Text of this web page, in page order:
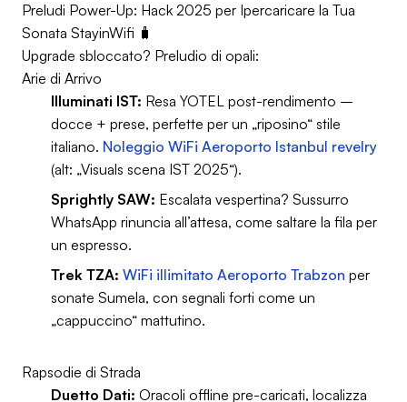
Preludi Power-Up: Hack 2025 per Ipercaricare la Tua
Sonata StayinWifi 🧳
Upgrade sbloccato? Preludio di opali:
Arie di Arrivo
Illuminati IST: Resa YOTEL post-rendimento –
docce + prese, perfette per un „riposino“ stile
italiano. Noleggio WiFi Aeroporto Istanbul revelry
(alt: „Visuals scena IST 2025“).
Sprightly SAW: Escalata vespertina? Sussurro
WhatsApp rinuncia all’attesa, come saltare la fila per
un espresso.
Trek TZA: WiFi illimitato Aeroporto Trabzon per
sonate Sumela, con segnali forti come un
„cappuccino“ mattutino.
Rapsodie di Strada
Duetto Dati: Oracoli offline pre-caricati, localizza